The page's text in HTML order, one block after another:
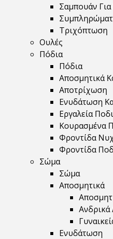
Σαμπουάν
Τριχόπτωση
Ουλές
Πόδια
Πόδια
Αποσμητικά
Αποτρίχωση
Ενυδάτωση
Εργαλεία
Κουρασμένα
Φροντίδα
Φροντίδα
Σώμα
Σώμα
Αποσμητικά
Ανδρικά
Ενυδάτωση